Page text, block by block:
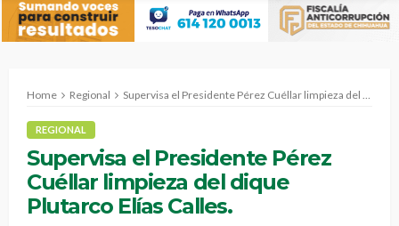
Home Regional Supervisa el Presidente Pérez Cuéllar limpieza del dique Plutarco Elías Calles.
REGIONAL
Supervisa el Presidente Pérez
Cuéllar limpieza del dique
Plutarco Elías Calles.